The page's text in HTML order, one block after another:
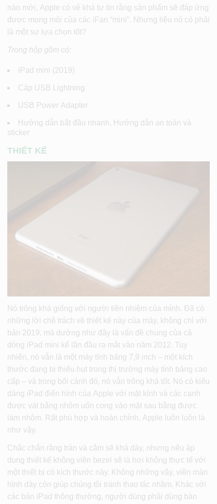
nào mới, Apple có vẻ khá tự tin rằng sản phẩm sẽ đáp ứng
được mong mỏi của các iFan “mini”. Nhưng liệu nó có phải
là một sự lựa chọn tốt?
Trong hộp gồm có:
iPad mini (2019)
Cáp USB Lightning
USB Power Adapter
Hướng dẫn bắt đầu nhanh, Hướng dẫn an toàn và
sticker
THIẾT KẾ
Nó trông khá giống với người tiền nhiệm của mình. Đã có
những lời chê trách về thiết kế này của máy, không chỉ với
bản 2019, mà dường như đây là vấn đề chung của cả
dòng iPad mini kể lần đầu ra mắt vào năm 2012. Tuy
nhiên, nó vẫn là một máy tính bảng 7,9 inch – một kích
thước đang bị thiếu hụt trong thị trường máy tính bảng cao
cấp – và trong bối cảnh đó, nó vẫn trông khá tốt. Nó có kiểu
dáng iPad điển hình của Apple với mặt kính và các cạnh
được vát bằng nhôm uốn cong vào mặt sau bằng được
làm nhôm. Rất phù hợp và hoàn chỉnh, Apple luôn luôn là
như vậy.
Chắc chắn rằng trán và cằm sẽ khá dày, nhưng nếu áp
dụng thiết kế không viền bezel sẽ là hơi không thực tế với
một thiết bị có kích thước này. Không những vậy, viền màn
hình dày còn giúp chúng tôi tránh thao tác nhầm. Khác với
các bản iPad thông thường, người dùng phải dùng bàn